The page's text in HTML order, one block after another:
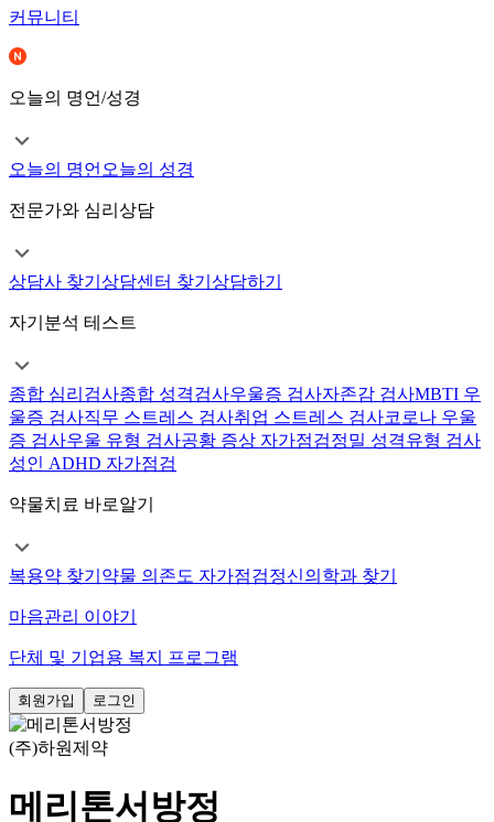
커뮤니티
오늘의 명언/성경
오늘의 명언 오늘의 성경
전문가와 심리상담
상담사 찾기 상담센터 찾기 상담하기
자기분석 테스트
종합 심리검사종합 성격검사우울증 검사자존감 검사MBTI 우
울증 검사직무 스트레스 검사취업 스트레스 검사코로나 우울
증 검사우울 유형 검사공황 증상 자가점검정밀 성격유형 검사
성인 ADHD 자가점검
약물치료 바로알기
복용약 찾기 약물 의존도 자가점검정신의학과 찾기
마음관리 이야기
단체 및 기업용 복지 프로그램
회원가입 로그인
(주)하원제약
메리톤서방정